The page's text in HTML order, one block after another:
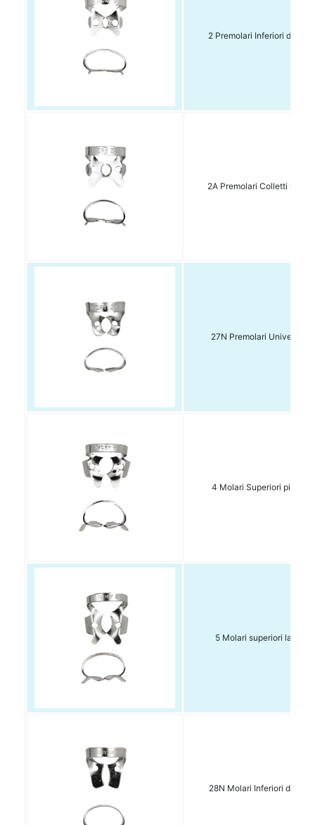
2 Premolari Inferiori dx e sx
2A Premolari Colletti lunghi
27N Premolari Universale
4 Molari Superiori piccoli
5 Molari superiori larghi 1
28N Molari Inferiori dx e sx